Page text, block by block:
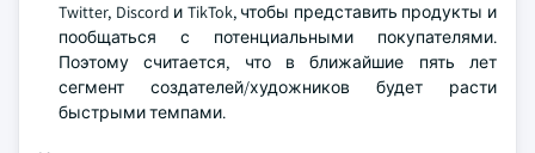
Twitter, Discord и TikTok, чтобы представить продукты и
пообщаться с потенциальными покупателями.
Поэтому считается, что в ближайшие пять лет
сегмент создателей/художников будет расти
быстрыми темпами.